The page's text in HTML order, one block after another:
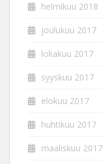
helmikuu 2018
joulukuu 2017
lokakuu 2017
syyskuu 2017
elokuu 2017
huhtikuu 2017
maaliskuu 2017